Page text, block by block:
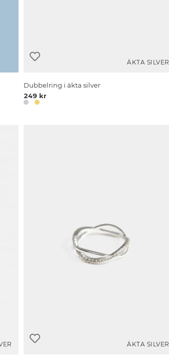
ÄKTA SILVER
Dubbelring i äkta silver
249 kr
ÄKTA SILVER